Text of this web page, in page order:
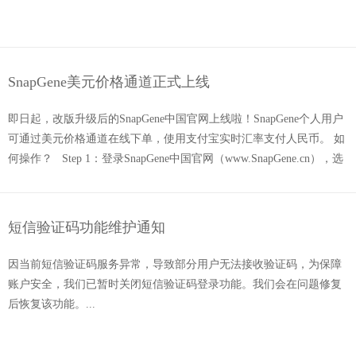
SnapGene美元价格通道正式上线
即日起，改版升级后的SnapGene中国官网上线啦！SnapGene个人用户
可通过美元价格通道在线下单，使用支付宝实时汇率支付人民币。 如
何操作？ ‌Step 1‌：登录SnapGene中国官网（www.SnapGene.cn），选
短信验证码功能维护通知
因当前短信验证码服务异常，导致部分用户无法接收验证码，为保障
账户安全，我们已暂时关闭短信验证码登录功能。我们会在问题修复
后恢复该功能。...